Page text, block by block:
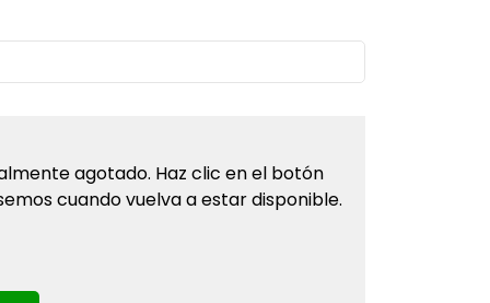
agotado. Haz clic en el botón
cuando vuelva a estar disponible.